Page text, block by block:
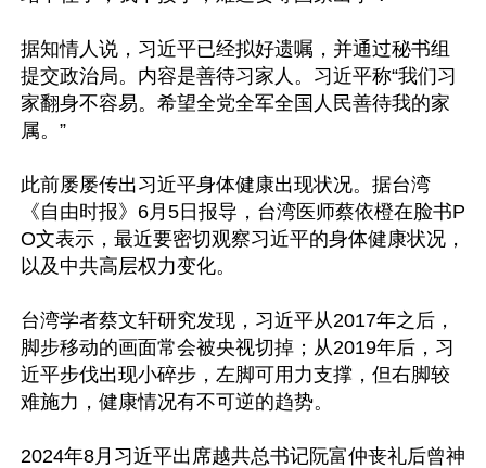
据知情人说，习近平已经拟好遗嘱，并通过秘书组
提交政治局。内容是善待习家人。习近平称“我们习
家翻身不容易。希望全党全军全国人民善待我的家
属。”
此前屡屡传出习近平身体健康出现状况。据台湾
《自由时报》6月5日报导，台湾医师蔡依橙在脸书P
O文表示，最近要密切观察习近平的身体健康状况，
以及中共高层权力变化。
台湾学者蔡文轩研究发现，习近平从2017年之后，
脚步移动的画面常会被央视切掉；从2019年后，习
近平步伐出现小碎步，左脚可用力支撑，但右脚较
难施力，健康情况有不可逆的趋势。
2024年8月习近平出席越共总书记阮富仲丧礼后曾神